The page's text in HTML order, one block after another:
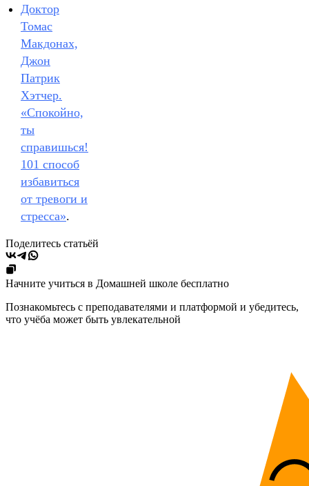
Доктор
Томас
Макдонах,
Джон
Патрик
Хэтчер.
«‎Спокойно,
ты
справишься!
101 способ
избавиться
от тревоги и
стресса».
Поделитесь статьёй
Начните учиться в Домашней школе бесплатно
Познакомьтесь с преподавателями и платформой и убедитесь,
что учёба может быть увлекательной